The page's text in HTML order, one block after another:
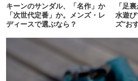
キーンのサンダル、「名作」か
「次世代定番」か。メンズ・レ
ディースで選ぶなら？
「足
水遊
ズ”お